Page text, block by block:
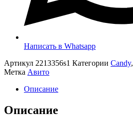
Написать в Whatsapp
Артикул 2213356s1 Категории Candy,
Метка Авито
Описание
Описание